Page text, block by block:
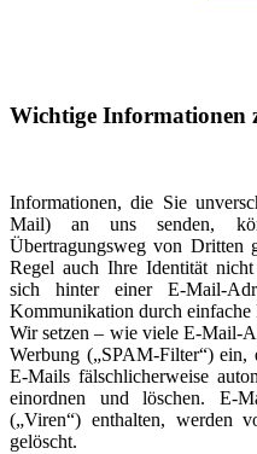
Wichtige Informationen
Informationen, die Sie
Mail) an uns senden,
Übertragungsweg von Dritten
Regel auch Ihre Identität
sich hinter einer E-Mail-
Kommunikation durch
Wir setzen – wie viele E-Mail-
Werbung („SPAM-Filter“) ein,
E-Mails fälschlicherweise
einordnen und löschen. E-
(„Viren“) enthalten, werden
gelöscht.